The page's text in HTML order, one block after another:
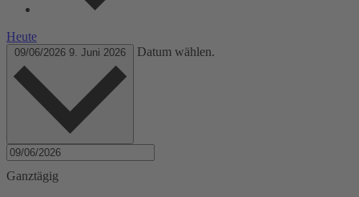
Heute
09/06/2026 9. Juni 2026 Datum wählen.
Ganztägig